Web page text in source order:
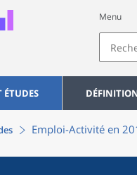
Menu
ÉTUDES
Emploi-Activité en